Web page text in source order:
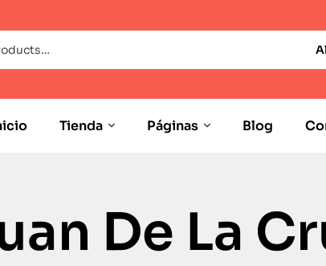
Tienda Páginas Blog
De La